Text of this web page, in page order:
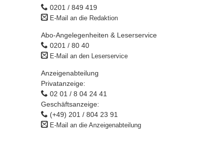
0201 / 849 419
E-Mail an die Redaktion
Abo-Angelegenheiten & Leserservice
0201 / 80 40
E-Mail an den Leserservice
Anzeigenabteilung
Privatanzeige:
02 01 / 8 04 24 41
Geschäftsanzeige:
(+49) 201 / 804 23 91
E-Mail an die Anzeigenabteilung